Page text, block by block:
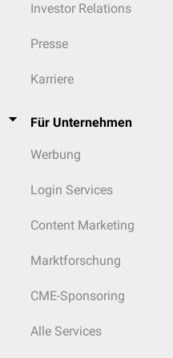
Investor Relations
Presse
Karriere
Für Unternehmen
Werbung
Login Services
Content Marketing
Marktforschung
CME-Sponsoring
Alle Services